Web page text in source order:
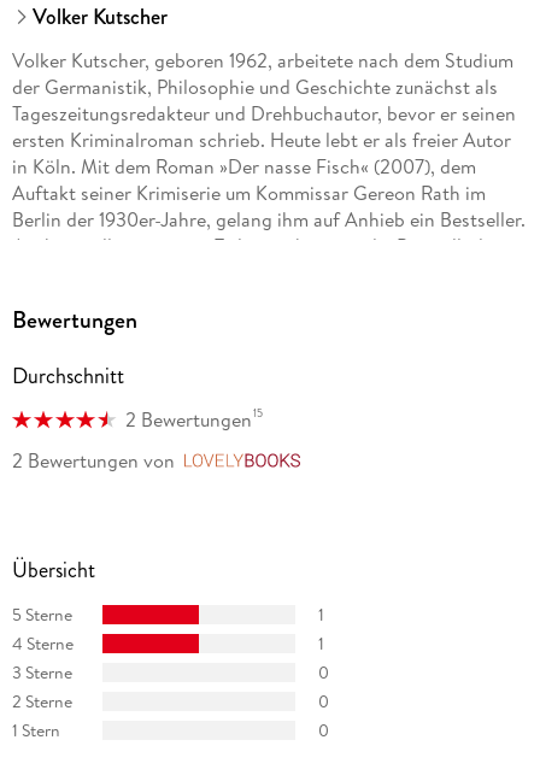
Volker Kutscher
Volker Kutscher, geboren 1962, arbeitete nach dem Studium
der Germanistik, Philosophie und Geschichte zunächst als
Tageszeitungsredakteur und Drehbuchautor, bevor er seinen
ersten Kriminalroman schrieb. Heute lebt er als freier Autor
in Köln. Mit dem Roman »Der nasse Fisch« (2007), dem
Auftakt seiner Krimiserie um Kommissar Gereon Rath im
Berlin der 1930er-Jahre, gelang ihm auf Anhieb ein Bestseller.
Auch mit allen weiteren Teilen eroberte er die Bestsellerliste.
Menschik illustrierten Erzählung »Moabit« gelang Volker
Bewertungen
Durchschnitt
2 Bewertungen15
2 Bewertungen von
Übersicht
5 Sterne
1
4 Sterne
1
3 Sterne
0
2 Sterne
0
1 Stern
0